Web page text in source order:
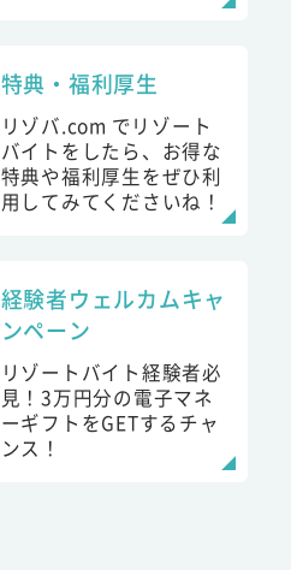
特典・福利厚生
リゾバ.com でリゾート
バイトをしたら、お得な
特典や福利厚生をぜひ利
用してみてくださいね！
経験者ウェルカムキャ
ンペーン
リゾートバイト経験者必
見！3万円分の電子マネ
ーギフトをGETするチャ
ンス！